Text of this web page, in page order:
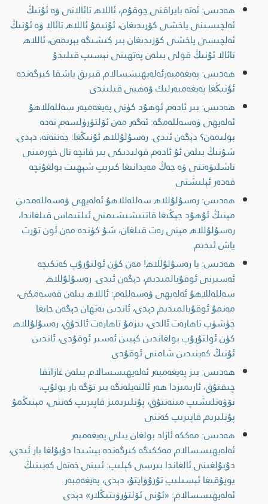
ھەدىس: ئەتە بايراقنى چوقۇم، ئاللاھ تائالانى ۋە ئۇنىڭ
ئەلچىسىنى ياخشى كۆرىدىغان، ئۇنىمۇ ئاللاھ تائالا ۋە ئۇنىڭ
ئەلچىسى ياخشى كۆرىدىغان بىر كىشىگە بېرىمەن، ئاللاھ
تائالا ئۇنىڭ قولى بىلەن پەتھىنى نېسىپ قىلىدۇ
ھەدىس: پەيغەمبەرئەلەيھىسسالام قىرىق ياشقا كىرگەندە
ئۇنىڭغا پەيغەمبەرلىك ۋەھيى قىلىندى
ھەدىس: بىر ئادەم ئوھۇد كۈنى پەيغەمبەر سەللەللاھۇ
ئەلەيھى ۋەسەللەمگە: ئەگەر مەن ئۆلتۈرۈلسەم نەدە
بولىمەن؟ دېگەن ئىدى. رەسۇلۇللاھ ئۇنىڭغا: جەننەتە، دېدى.
شۇنىڭ بىلەن ئۇ ئادەم قولىدىكى بىر قانچە تال خورمىنى
تاشلىۋەتتى ۋە جەڭ مەيدانىغا كىرىپ شېھىت بولغۇنچە
قەدەر ئېلىشتى
ھەدىس: رەسۇلۇللاھ سەللەللاھۇ ئەلەيھى ۋەسەللەمدىن
مېنىڭ ئۇھۇد جېڭىغا قاتنىشىشىمنى ئىلتىماس قىلغاندا،
رەسۇلۇللاھ مېنى رەت قىلغان، شۇ كۈندە مەن ئون تۆرت
ياش ئىدىم
ھەدىس: يا رەسۇلۇللاھ! مەن كۈن ئولتۇرۇپ كەتكىچە
ئەسىرنى ئوقۇيالمىدىم، دېگەن ئىدى. رەسۇلۇللاھ
سەللەللاھۇ ئەلەيھى ۋەسەللەم: ئاللاھ بىلەن قەسەمكى،
مەنمۇ ئوقۇيالمىدىم دېدى، ئاندىن بەتھان دېگەن جايغا
چۈشۈپ تاھارەت ئالدى، بىزمۇ تاھارەت ئالدۇق، رەسۇلۇللاھ
كۈن ئولتۇرۇپ بولغاندىن كېيىن ئەسىر ئوقۇدى، ئاندىن
ئۇنىڭ كەينىدىن شامنى ئوقۇدى
ھەدىس: بىز پەيغەمبەر ئەلەيھىسسالام بىلەن غازاتقا
چىقتۇق، ئارىمىزدا ھەر ئالتەيلەنگە بىر تۆگە بار بولۇپ،
نۆۋەتلىشىپ مىنەتتۇق، پۇتلىرىمىز قاپىرىپ كەتتى، مېنىڭمۇ
پۇتلىرىم قاپىرىپ كەتتى
ھەدىس: مەككە ئازاد بولغان يىلى پەيغەمبەر
ئەلەيھىسسالام مەككىگە كىرگەندە بېشىدا دۇبۇلغا بار ئىدى،
دۇبۇلغىنى ئالغاندا بىرسى كېلىپ: ئىبنى خەتەل كەبىنىڭ
يوپۇقىغا ئېسىلىپ تۇرۇۋاپتۇ، دېدى، پەيغەمبەر
ئەلەيھىسسالام: «ئۇنى ئۆلتۈرۋىتىڭلار» دېدى